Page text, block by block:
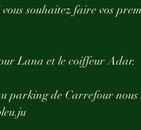
souhaitez faire vos
Lana et le coiffeur Adar.
parking de Carrefour nous